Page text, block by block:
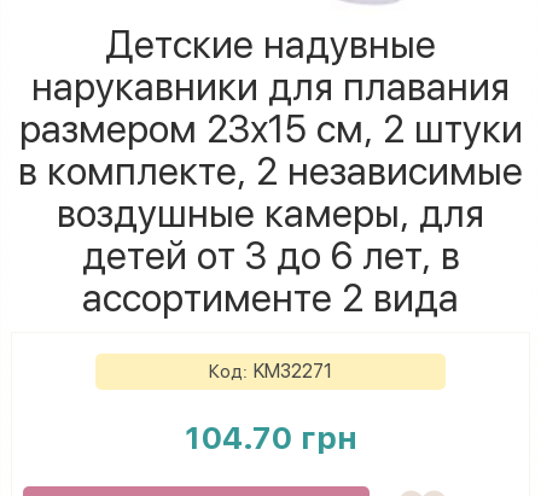
Детские надувные
нарукавники для плавания
размером 23х15 см, 2 штуки
в комплекте, 2 независимые
воздушные камеры, для
детей от 3 до 6 лет, в
ассортименте 2 вида
Код: KM32271
104.70 грн